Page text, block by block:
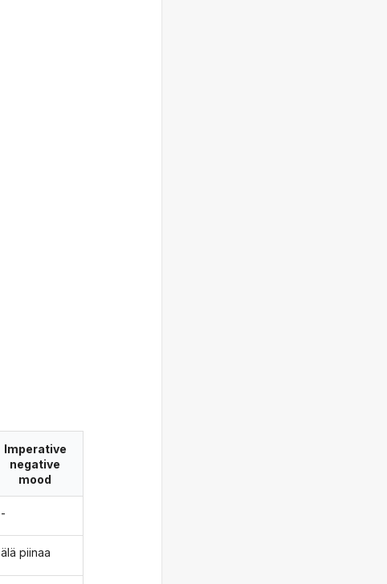
Imperative
negative
mood
-
älä piinaa